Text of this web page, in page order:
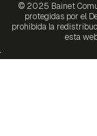
© 2025 Bainet
protegidas por el
prohibida la
esta